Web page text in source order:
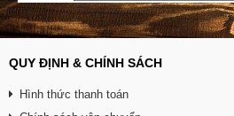
QUY ĐỊNH & CHÍNH SÁCH
Hình thức thanh toán